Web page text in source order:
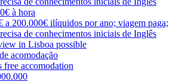
à hora
a 200.000€ ilíquidos por ano; viagem paga;
de conhecimentos iniciais de Inglês
in Lisboa possible
acomodação
free accomodation